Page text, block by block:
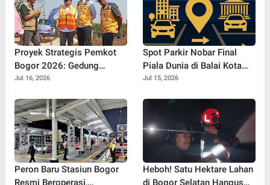
Proyek Strategis Pemkot
Bogor 2026: Gedung
Kemuning Gading Ditunda,
Jul 16, 2026
Spot Parkir Nobar Final
Piala Dunia di Balai Kota
Bogor: Nyaman Banget
Jul 15, 2026
Peron Baru Stasiun Bogor
Resmi Beroperasi,
Heboh! Satu Hektare Lahan
di Bogor Selatan Hangus